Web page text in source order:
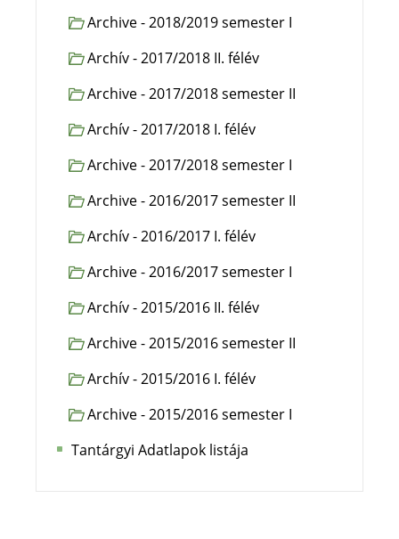
Archive - 2018/2019 semester I
Archív - 2017/2018 II. félév
Archive - 2017/2018 semester II
Archív - 2017/2018 I. félév
Archive - 2017/2018 semester I
Archive - 2016/2017 semester II
Archív - 2016/2017 I. félév
Archive - 2016/2017 semester I
Archív - 2015/2016 II. félév
Archive - 2015/2016 semester II
Archív - 2015/2016 I. félév
Archive - 2015/2016 semester I
Tantárgyi Adatlapok listája